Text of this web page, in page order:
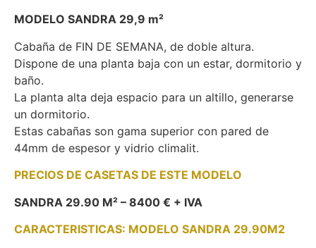
MODELO SANDRA 29,9 m²
Cabaña de FIN DE SEMANA, de doble altura.
Dispone de una planta baja con un estar, dormitorio y
baño.
La planta alta deja espacio para un altillo, generarse
un dormitorio.
Estas cabañas son gama superior con pared de
44mm de espesor y vidrio climalit.
PRECIOS DE CASETAS DE ESTE MODELO
SANDRA 29.90 M² – 8400 € + IVA
CARACTERISTICAS: MODELO SANDRA 29.90M2